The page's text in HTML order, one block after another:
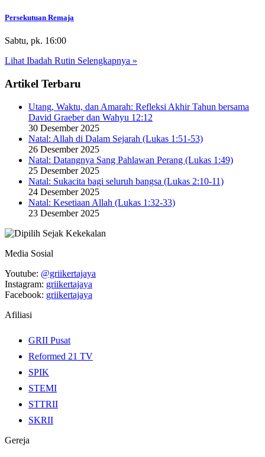
Persekutuan Remaja
Sabtu, pk. 16:00
Lihat Ibadah Rutin Selengkapnya »
Artikel Terbaru
Utang, Waktu, dan Amarah: Refleksi Akhir Tahun bersama
David Graeber dan Wahyu 12:12
30 Desember 2025
Natal: Allah di Dalam Sejarah (Lukas 1:51-53)
26 Desember 2025
Natal: Datangnya Sang Pahlawan Perang (Lukas 1:49)
25 Desember 2025
Natal: Sukacita bagi seluruh bangsa (Lukas 2:10-11)
24 Desember 2025
Natal: Kesetiaan Allah (Lukas 1:32-33)
23 Desember 2025
Media Sosial
Youtube: @griikertajaya
Instagram: griikertajaya
Facebook: griikertajaya
Afiliasi
GRII Pusat
Reformed 21 TV
SPIK
STEMI
STTRII
SKRII
Gereja